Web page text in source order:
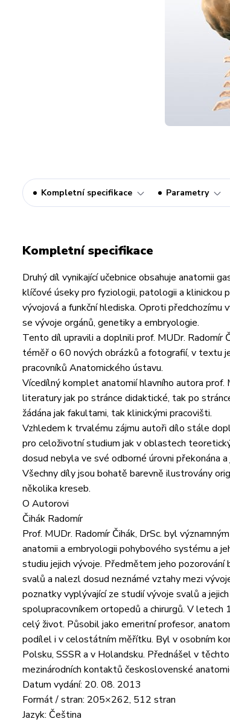
Kompletní specifikace Parametry
Kompletní specifikace
Druhý díl vynikající učebnice obsahuje anatomii
klíčové úseky pro fyziologii, patologii a klinickou
vývojová a funkční hlediska. Oproti
se vývoje orgánů, genetiky a embryologie.
Tento díl upravili a doplnili prof. MUDr. Radomír
téměř o 60 nových obrázků a fotografií, v textu
pracovníků Anatomického ústavu.
Vícedílný komplet anatomií hlavního autora prof.
literatury jak po stránce didaktické, tak po
žádána jak fakultami, tak klinickými pracovišti.
Vzhledem k trvalému zájmu autoři dílo stále
pro celoživotní studium jak v oblastech
dosud nebyla ve své odborné úrovni překonána
Všechny díly jsou bohatě barevně ilustrovány
několika kreseb.
O Autorovi
Čihák Radomír
Prof. MUDr. Radomír Čihák, DrSc. byl
anatomii a embryologii pohybového systému a
studiu jejich vývoje. Předmětem jeho
svalů a nalezl dosud neznámé vztahy mezi
poznatky vyplývající ze studií vývoje svalů a
spolupracovníkem ortopedů a chirurgů. V
celý život. Působil jako emeritní profesor,
podílel i v celostátním měřítku. Byl v osobním
Polsku, SSSR a v Holandsku. Přednášel v
mezinárodních kontaktů československé
Datum vydání: 20. 08. 2013
Formát / stran: 205×262, 512 stran
Jazyk: Čeština